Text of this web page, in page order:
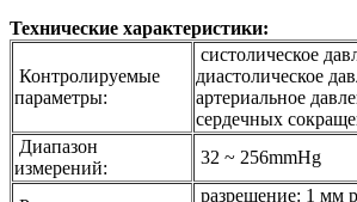
Технические характеристики:
Контролируемые
параметры:
систолическое
диастолическое
артериальное
сердечных
Диапазон
измерений:
32 ~ 256mmHg
разрешение: 1 мм